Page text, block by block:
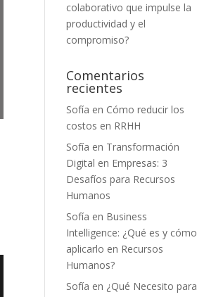
colaborativo que impulse la
productividad y el
compromiso?
Comentarios
recientes
Sofía en Cómo reducir los
costos en RRHH
Sofía en Transformación
Digital en Empresas: 3
Desafíos para Recursos
Humanos
Sofía en Business
Intelligence: ¿Qué es y cómo
aplicarlo en Recursos
Humanos?
Sofía en ¿Qué Necesito para